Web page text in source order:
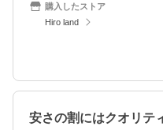
購入したストア
Hiro land